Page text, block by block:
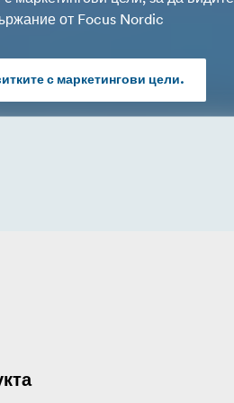
от Focus Nordic
с маркетингови цели.